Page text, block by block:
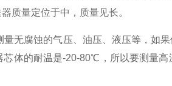
质量定位于中，质量见长。
无腐蚀的气压、油压、液压等，如
体的耐温是-20-80℃，所以要测量